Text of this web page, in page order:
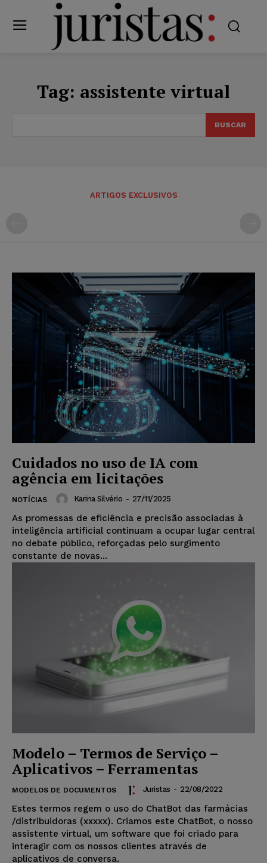
Tag: assistente virtual
BUSCAR
ARTIGOS EXCLUSIVOS
Cuidados no uso de IA com
agência em licitações
NOTÍCIAS Karina Silvério - 27/11/2025
As promessas de eficiência e precisão associadas à
inteligência artificial continuam a ocupar lugar central
no debate público, reforçadas pelo surgimento
constante de novas...
Modelo – Termos de Serviço –
Aplicativos – Ferramentas
MODELOS DE DOCUMENTOS Juristas - 22/08/2022
Estes termos regem o uso do ChatBot das farmácias
/distribuidoras (xxxxx). Criamos este ChatBot, o nosso
assistente virtual, um software que foi criado para
interagir com os nossos clientes através de
aplicativos de conversa.